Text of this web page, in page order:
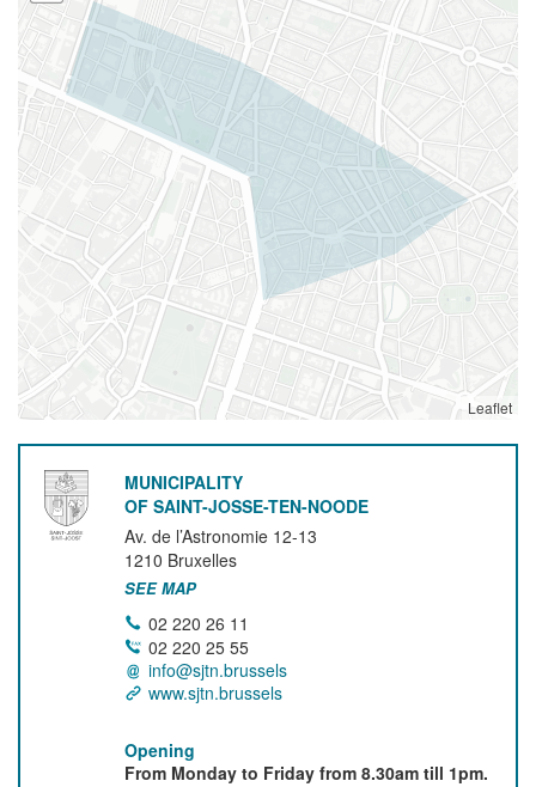
Leaflet
MUNICIPALITY
OF SAINT-JOSSE-TEN-NOODE
Av. de l’Astronomie 12-13
1210 Bruxelles
SEE MAP
02 220 26 11
02 220 25 55
info@sjtn.brussels
www.sjtn.brussels
Opening
From Monday to Friday from 8.30am till 1pm.